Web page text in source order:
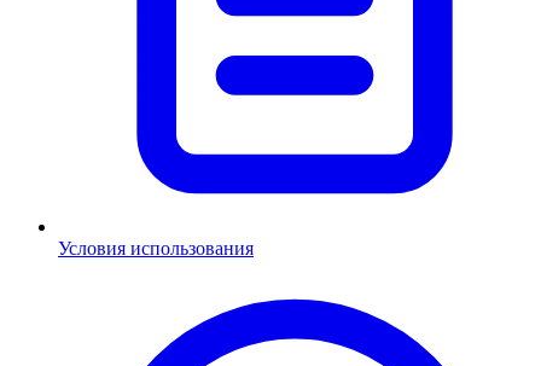
Условия использования